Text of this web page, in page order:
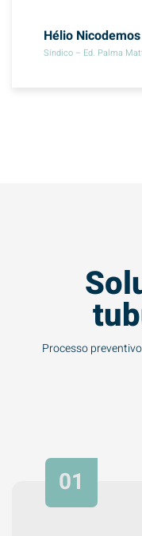
Hélio Nicodemos
Síndico – Ed. Palma
Processo
01